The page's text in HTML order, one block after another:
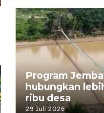
Program
hubungkan
ribu desa
29 Juli 2026